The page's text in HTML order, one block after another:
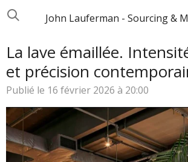
Passer
principal
John Lauferman - Sourcing &
La lave émaillée.
et précision
Publié le 16 février 2026 à 20:00